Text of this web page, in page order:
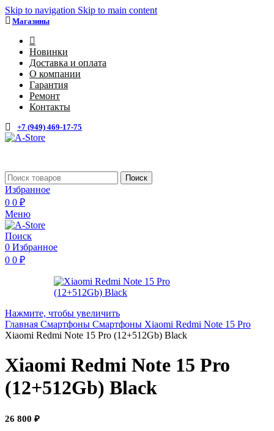
Skip to navigation Skip to main content
Магазины
Новинки
Доставка и оплата
О компании
Гарантия
Ремонт
Контакты
+7 (949) 469-17-75
Поиск
Избранное
0 0 ₽
Меню
Поиск
0 Избранное
0 0 ₽
Нажмите, чтобы увеличить
Главная Смартфоны Смартфоны Xiaomi Redmi Note 15 Pro
Xiaomi Redmi Note 15 Pro (12+512Gb) Black
Xiaomi Redmi Note 15 Pro
(12+512Gb) Black
26 800 ₽